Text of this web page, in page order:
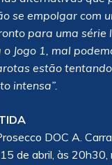
se empolgar com
para uma série
Jogo 1, mal
estão
intensa”.
DOC A.
de abril, às 20h30,